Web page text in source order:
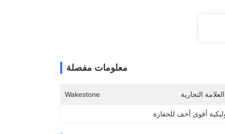
معلومات مفصلة
التجارية Wakestone
أقوى أخف للحفارة